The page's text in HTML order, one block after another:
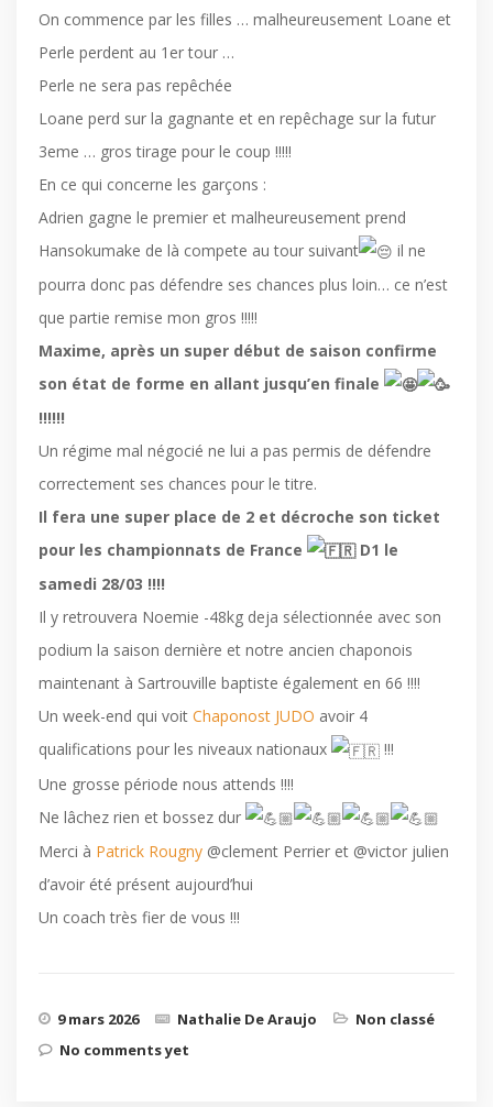
On commence par les filles … malheureusement Loane et
Perle perdent au 1er tour …
Perle ne sera pas repêchée
Loane perd sur la gagnante et en repêchage sur la futur
3eme … gros tirage pour le coup !!!!!
En ce qui concerne les garçons :
Adrien gagne le premier et malheureusement prend
Hansokumake de là compete au tour suivant
il ne
pourra donc pas défendre ses chances plus loin… ce n’est
que partie remise mon gros !!!!!
Maxime, après un super début de saison confirme
son état de forme en allant jusqu’en finale
!!!!!!
Un régime mal négocié ne lui a pas permis de défendre
correctement ses chances pour le titre.
Il fera une super place de 2 et décroche son ticket
pour les championnats de France
D1 le
samedi 28/03 !!!!
Il y retrouvera Noemie -48kg deja sélectionnée avec son
podium la saison dernière et notre ancien chaponois
maintenant à Sartrouville baptiste également en 66 !!!!
Un week-end qui voit Chaponost JUDO avoir 4
qualifications pour les niveaux nationaux
!!!
Une grosse période nous attends !!!!
Ne lâchez rien et bossez dur
Merci à Patrick Rougny @clement Perrier et @victor julien
d’avoir été présent aujourd’hui
Un coach très fier de vous !!!
9 mars 2026 Nathalie De Araujo
Non classé
No comments yet